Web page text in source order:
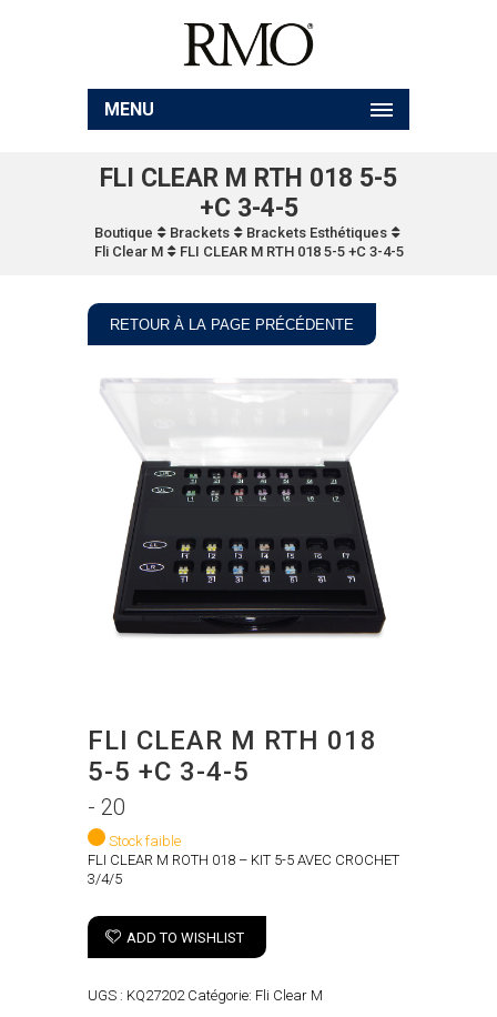
MENU
FLI CLEAR M RTH 018 5-5
+C 3-4-5
Boutique Brackets
Brackets Esthétiques
Fli Clear M
FLI CLEAR M RTH 018 5-5 +C 3-4-5
RETOUR À LA PAGE PRÉCÉDENTE
FLI CLEAR M RTH 018
5-5 +C 3-4-5
- 20
Stock faible
FLI CLEAR M ROTH 018 – KIT 5-5 AVEC CROCHET
3/4/5
ADD TO WISHLIST
UGS : KQ27202 Catégorie: Fli Clear M